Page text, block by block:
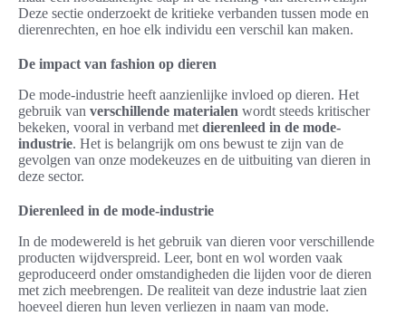
Deze sectie onderzoekt de kritieke verbanden tussen mode en
dierenrechten, en hoe elk individu een verschil kan maken.
De impact van fashion op dieren
De mode-industrie heeft aanzienlijke invloed op dieren. Het
gebruik van verschillende materialen wordt steeds kritischer
bekeken, vooral in verband met dierenleed in de mode-
industrie. Het is belangrijk om ons bewust te zijn van de
gevolgen van onze modekeuzes en de uitbuiting van dieren in
deze sector.
Dierenleed in de mode-industrie
In de modewereld is het gebruik van dieren voor verschillende
producten wijdverspreid. Leer, bont en wol worden vaak
geproduceerd onder omstandigheden die lijden voor de dieren
met zich meebrengen. De realiteit van deze industrie laat zien
hoeveel dieren hun leven verliezen in naam van mode.